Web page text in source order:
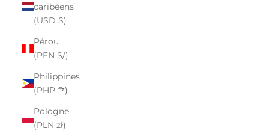
caribéens
(USD $)
Pérou
(PEN S/)
Philippines
(PHP ₱)
Pologne
(PLN zł)